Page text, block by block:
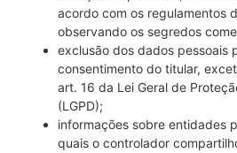
acordo com os regulamentos
observando os segredos
exclusão dos dados pessoais
consentimento do titular,
art. 16 da Lei Geral de
(LGPD);
informações sobre entidades
quais o controlador